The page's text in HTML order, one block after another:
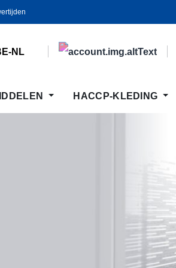
NL
HACCP-KLEDING